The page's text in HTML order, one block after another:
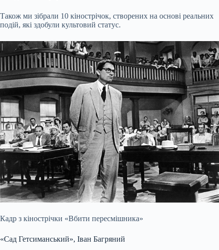
Також ми зібрали 10 кінострічок, створених на основі реальних
подій, які здобули культовий статус.
Кадр з кінострічки «Вбити пересмішника»
«Сад Гетсиманський», Іван Багряний